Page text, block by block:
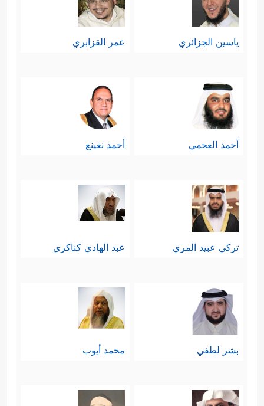
ياسين الجزائري عمر القزابري
أحمد العجمي أحمد نعينع
تركي عبيد المري عبد الهادي كناكري
بشر لطفي محمد أيوب